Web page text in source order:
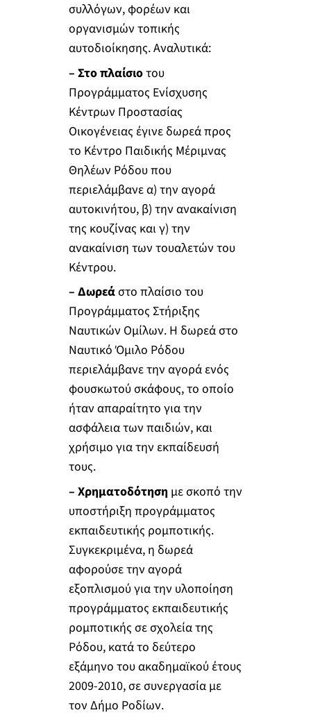
συλλόγων, φορέων και
οργανισμών τοπικής
αυτοδιοίκησης. Αναλυτικά:
– Στο πλαίσιοτου
Προγράμματος Ενίσχυσης
Κέντρων Προστασίας
Οικογένειας έγινε δωρεά προς
το Κέντρο Παιδικής Μέριμνας
Θηλέων Ρόδου που
περιελάμβανε α) την αγορά
αυτοκινήτου, β) την ανακαίνιση
της κουζίνας και γ) την
ανακαίνιση των τουαλετών του
Κέντρου.
– Δωρεάστο πλαίσιο του
Προγράμματος Στήριξης
Ναυτικών Ομίλων. Η δωρεά στο
Ναυτικό Όμιλο Ρόδου
περιελάμβανε την αγορά ενός
φουσκωτού σκάφους, το οποίο
ήταν απαραίτητο για την
ασφάλεια των παιδιών, και
χρήσιμο για την εκπαίδευσή
τους.
– Χρηματοδότηση με σκοπό την
υποστήριξη προγράμματος
εκπαιδευτικής ρομποτικής.
Συγκεκριμένα, η δωρεά
αφορούσε την αγορά
εξοπλισμού για την υλοποίηση
προγράμματος εκπαιδευτικής
ρομποτικής σε σχολεία της
Ρόδου, κατά το δεύτερο
εξάμηνο του ακαδημαϊκού έτους
2009-2010, σε συνεργασία με
τον Δήμο Ροδίων.